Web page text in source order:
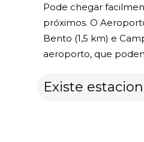
Pode chegar
próximos. O
Bento (1,5 km) e
aeroporto, que
Existe